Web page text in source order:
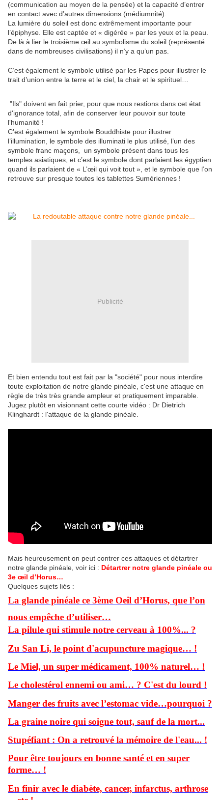
(communication au moyen de la pensée) et la capacité d’entrer
en contact avec d’autres dimensions (médiumnité).
La lumière du soleil est donc extrêmement importante pour
l’épiphyse. Elle est captée et « digérée » par les yeux et la peau.
De là à lier le troisième œil au symbolisme du soleil (représenté
dans de nombreuses civilisations) il n’y a qu’un pas.
C’est également le symbole utilisé par les Papes pour illustrer le
trait d’union entre la terre et le ciel, la chair et le spirituel…
"Ils" doivent en fait prier, pour que nous restions dans cet état
d'ignorance total, afin de conserver leur pouvoir sur toute
l'humanité !
C’est également le symbole Bouddhiste pour illustrer
l’illumination, le symbole des illuminati le plus utilisé, l’un des
symbole franc maçons, un symbole présent dans tous les
temples asiatiques, et c’est le symbole dont parlaient les égyptien
quand ils parlaient de « L’œil qui voit tout », et le symbole que l’on
retrouve sur presque toutes les tablettes Sumériennes !
Publicité
Et bien entendu tout est fait par la "société" pour nous interdire
toute exploitation de notre glande pinéale, c'est une attaque en
règle de très très grande ampleur et pratiquement imparable.
Jugez plutôt en visionnant cette courte vidéo : Dr Dietrich
Klinghardt : l'attaque de la glande pinéale.
Mais heureusement on peut contrer ces attaques et détartrer
notre glande pinéale, voir ici : Détartrer notre glande pinéale ou
3e œil d’Horus…
Quelques sujets liés :
La glande pinéale ce 3ème Oeil d’Horus, que l’on
nous empêche d’utiliser…
La pilule qui stimule notre cerveau à 100%... ?
Zu San Li, le point d'acupuncture magique… !
Le Miel, un super médicament, 100% naturel… !
Le cholestérol ennemi ou ami… ? C'est du lourd !
Manger des fruits avec l’estomac vide…pourquoi ?
La graine noire qui soigne tout, sauf de la mort...
Stupéfiant : On a retrouvé la mémoire de l'eau... !
Pour être toujours en bonne santé et en super
forme… !
En finir avec le diabète, cancer, infarctus, arthrose